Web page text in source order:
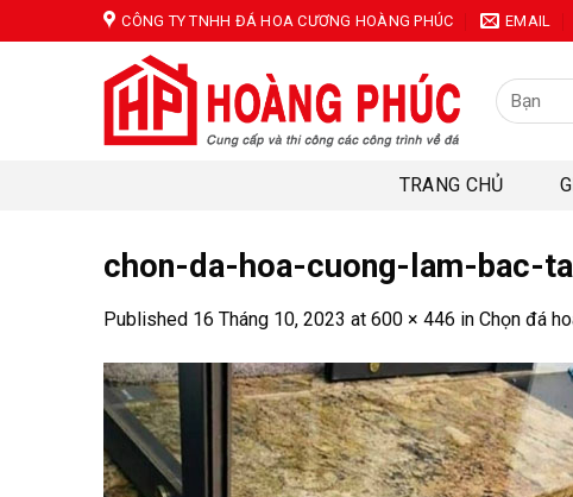
to
CÔNG TY TNHH ĐÁ HOA CƯƠNG HOÀNG PHÚC EMAIL
Tìm
kiếm:
TRANG CHỦ
chon-da-hoa-cuong-lam-bac-
Published 16 Tháng 10, 2023 at 600 × 446 in Chọn đá